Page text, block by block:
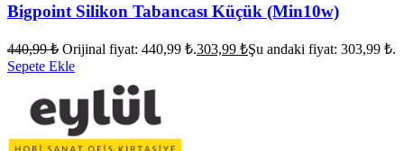
Bigpoint Silikon Tabancası Küçük (Min10w)
440,99₺ Orijinal fiyat: 440,99 ₺.303,99 ₺Şu andaki fiyat: 303,99 ₺.
Sepete Ekle